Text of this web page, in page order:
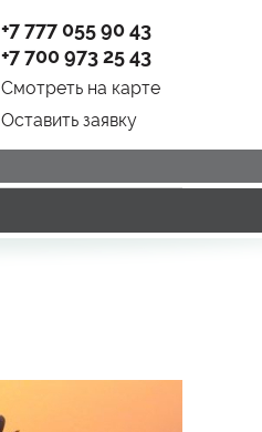
+7 777 055 90 43
+7 700 973 25 43
Смотреть на карте
Оставить заявку